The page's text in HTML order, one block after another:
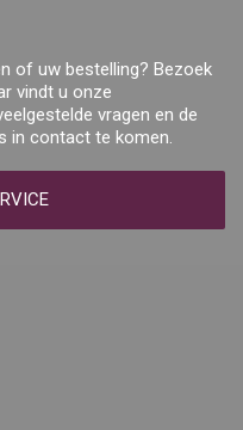
of uw bestelling? Bezoek
vindt u onze
vragen en de
in contact te komen.